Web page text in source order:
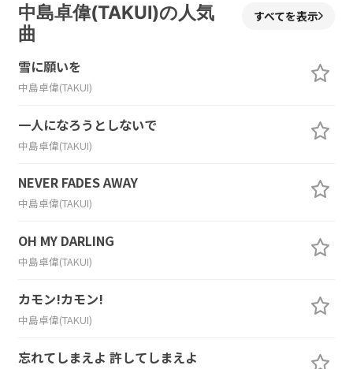
中島卓偉(TAKUI)の人気
曲
すべてを表示
雪に願いを
中島卓偉(TAKUI)
一人になろうとしないで
中島卓偉(TAKUI)
NEVER FADES AWAY
中島卓偉(TAKUI)
OH MY DARLING
中島卓偉(TAKUI)
カモン!カモン!
中島卓偉(TAKUI)
忘れてしまえよ 許してしまえよ